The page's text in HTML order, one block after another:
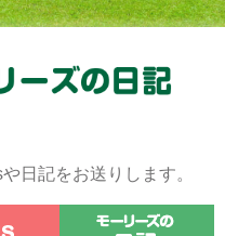
日記をお送りします。